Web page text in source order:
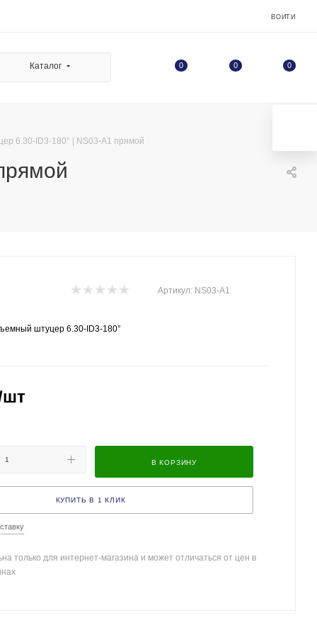
ВОЙТИ
Каталог 0 0 0
6.30-ID3-180° | NS03-A1 прямой
Артикул: NS03-A1
штуцер 6.30-ID3-180°
шт
В КОРЗИНУ
КУПИТЬ В 1 КЛИК
только для интернет-магазина и может отличаться от цен в